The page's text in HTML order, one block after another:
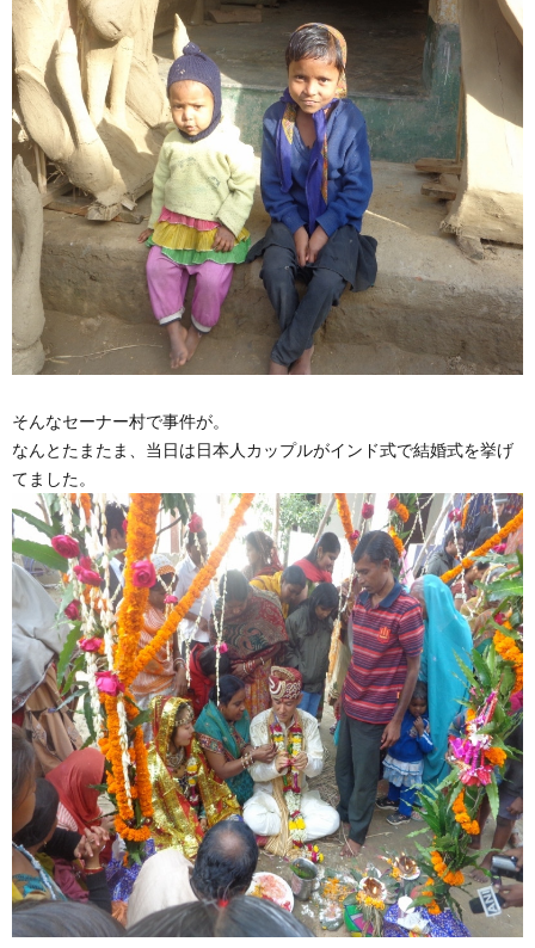
そんなセーナー村で事件が。
なんとたまたま、当日は日本人カップルがインド式で結婚式を挙げ
てました。